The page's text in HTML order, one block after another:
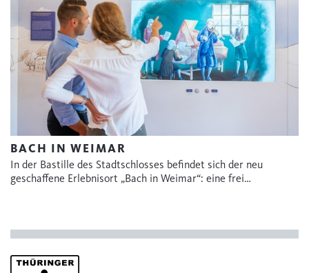
BACH IN WEIMAR
In der Bastille des Stadtschlosses befindet sich der neu
geschaffene Erlebnisort „Bach in Weimar“: eine frei…